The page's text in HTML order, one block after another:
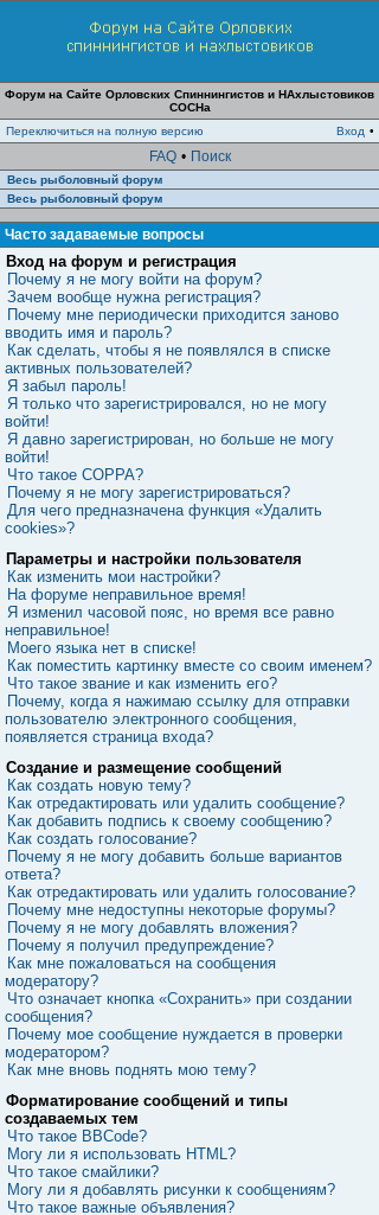
Форум на Сайте Орловских Спиннингистов и НАхлыстовиков
СОСНа
Переключиться на полную версию
Вход •
FAQ • Поиск
Весь рыболовный форум
Весь рыболовный форум
Часто задаваемые вопросы
Вход на форум и регистрация
Почему я не могу войти на форум?
Зачем вообще нужна регистрация?
Почему мне периодически приходится заново
вводить имя и пароль?
Как сделать, чтобы я не появлялся в списке
активных пользователей?
Я забыл пароль!
Я только что зарегистрировался, но не могу
войти!
Я давно зарегистрирован, но больше не могу
войти!
Что такое COPPA?
Почему я не могу зарегистрироваться?
Для чего предназначена функция «Удалить
cookies»?
Параметры и настройки пользователя
Как изменить мои настройки?
На форуме неправильное время!
Я изменил часовой пояс, но время все равно
неправильное!
Моего языка нет в списке!
Как поместить картинку вместе со своим именем?
Что такое звание и как изменить его?
Почему, когда я нажимаю ссылку для отправки
пользователю электронного сообщения,
появляется страница входа?
Создание и размещение сообщений
Как создать новую тему?
Как отредактировать или удалить сообщение?
Как добавить подпись к своему сообщению?
Как создать голосование?
Почему я не могу добавить больше вариантов
ответа?
Как отредактировать или удалить голосование?
Почему мне недоступны некоторые форумы?
Почему я не могу добавлять вложения?
Почему я получил предупреждение?
Как мне пожаловаться на сообщения
модератору?
Что означает кнопка «Сохранить» при создании
сообщения?
Почему мое сообщение нуждается в проверки
модератором?
Как мне вновь поднять мою тему?
Форматирование сообщений и типы
создаваемых тем
Что такое BBCode?
Могу ли я использовать HTML?
Что такое смайлики?
Могу ли я добавлять рисунки к сообщениям?
Что такое важные объявления?